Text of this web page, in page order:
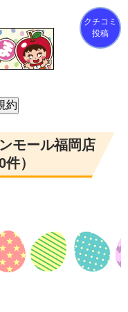
クチコミ
投稿
モール福岡店
）